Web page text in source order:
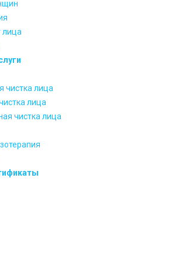
лица
чистка лица
лица
чистка лица